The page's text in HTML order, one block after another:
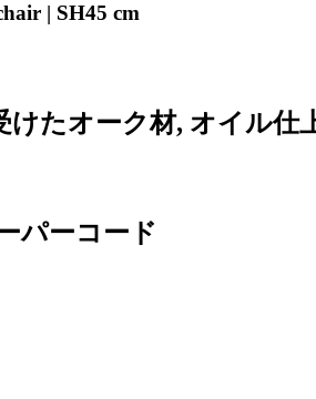
| SH45 cm
たオーク材, オイル仕
パーコード